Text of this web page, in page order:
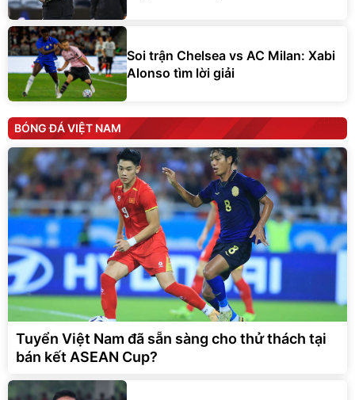
Soi trận Chelsea vs AC Milan: Xabi
Alonso tìm lời giải
BÓNG ĐÁ VIỆT NAM
Tuyển Việt Nam đã sẵn sàng cho thử thách tại
bán kết ASEAN Cup?